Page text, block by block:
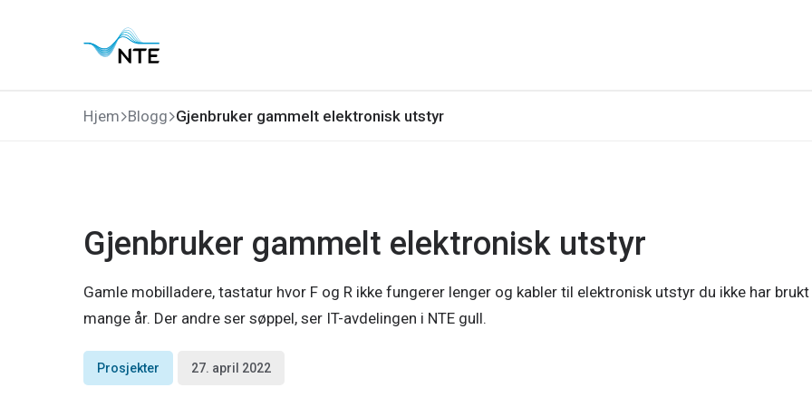
Hjem Blogg Gjenbruker gammelt elektronisk utstyr
Gjenbruker gammelt elektronisk utstyr
Gamle mobilladere, tastatur hvor F og R ikke fungerer lenger og kabler til elektronisk utstyr du ikke har brukt
mange år. Der andre ser søppel, ser IT-avdelingen i NTE gull.
Prosjekter 27. april 2022